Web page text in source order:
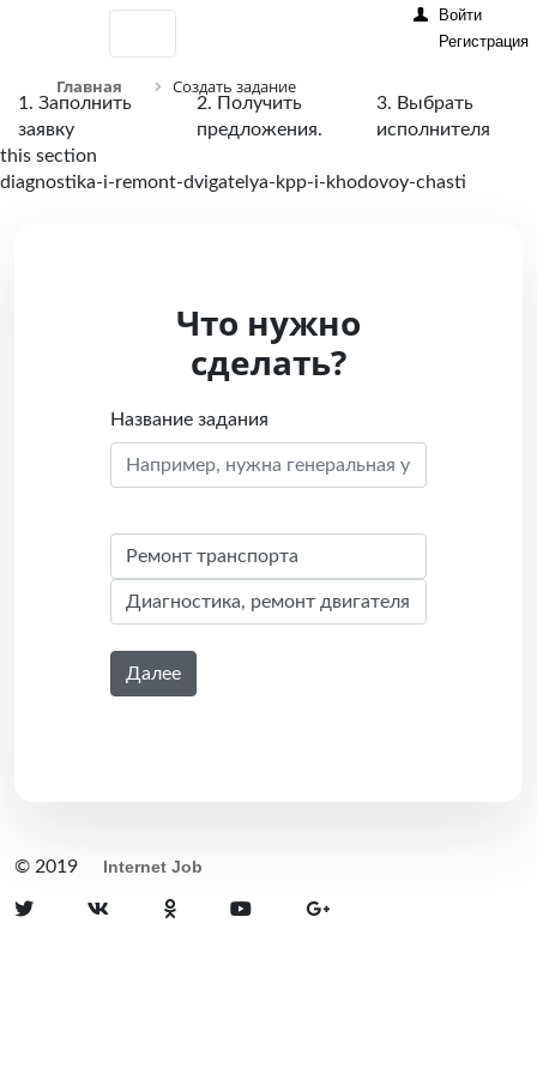
Войти
Регистрация
Главная Создать задание
1. Заполнить
заявку
2. Получить
предложения.
3. Выбрать
исполнителя
this section
diagnostika-i-remont-dvigatelya-kpp-i-khodovoy-chasti
Что нужно
сделать?
Название задания
Далее
© 2019 Internet Job